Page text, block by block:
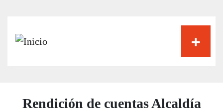
Rendición de cuentas Alcaldía